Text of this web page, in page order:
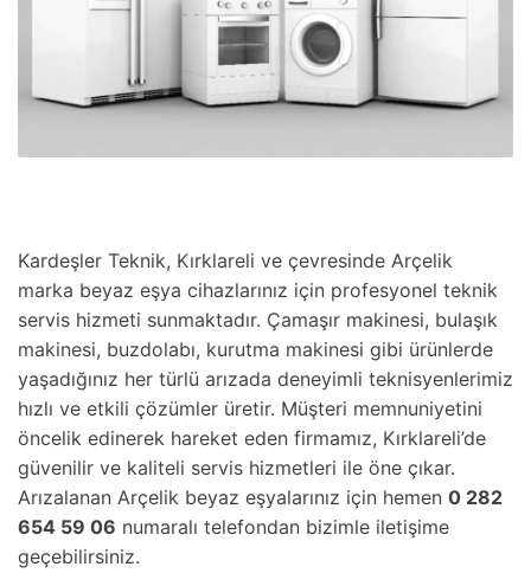
Kardeşler Teknik, Kırklareli ve çevresinde Arçelik
marka beyaz eşya cihazlarınız için profesyonel teknik
servis hizmeti sunmaktadır. Çamaşır makinesi, bulaşık
makinesi, buzdolabı, kurutma makinesi gibi ürünlerde
yaşadığınız her türlü arızada deneyimli teknisyenlerimiz
hızlı ve etkili çözümler üretir. Müşteri memnuniyetini
öncelik edinerek hareket eden firmamız, Kırklareli’de
güvenilir ve kaliteli servis hizmetleri ile öne çıkar.
Arızalanan Arçelik beyaz eşyalarınız için hemen 0 282
654 59 06 numaralı telefondan bizimle iletişime
geçebilirsiniz.